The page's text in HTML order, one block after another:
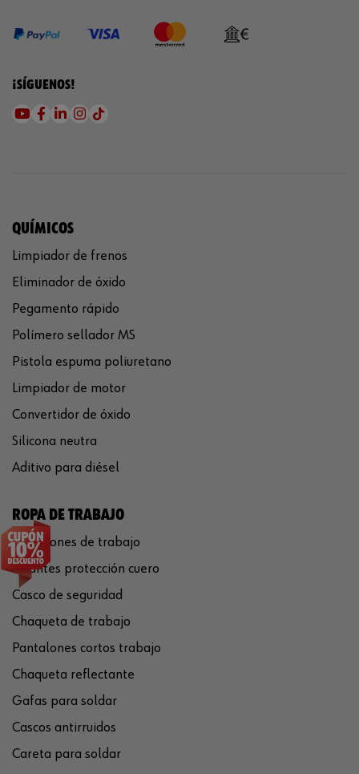
¡SÍGUENOS!
QUÍMICOS
Limpiador de frenos
Eliminador de óxido
Pegamento rápido
Polímero sellador MS
Pistola espuma poliuretano
Limpiador de motor
Convertidor de óxido
Silicona neutra
Aditivo para diésel
ROPA DE TRABAJO
Pantalones de trabajo
Guantes protección cuero
Casco de seguridad
Chaqueta de trabajo
Pantalones cortos trabajo
Chaqueta reflectante
Gafas para soldar
Cascos antirruidos
Careta para soldar